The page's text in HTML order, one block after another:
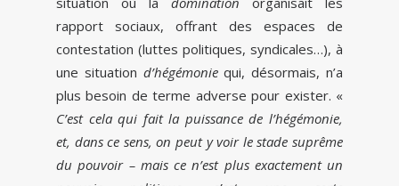
rapport sociaux, offrant des espaces de
contestation (luttes politiques, syndicales…), à
une situation d’hégémoniequi, désormais, n’a
plus besoin de terme adverse pour exister. «
C’est cela qui fait la puissance de l’hégémonie,
et, dans ce sens, on peut y voir le stade suprême
du pouvoir – mais ce n’est plus exactement un